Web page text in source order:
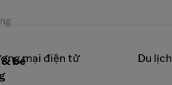
mại điện tử Du lịch
& bé